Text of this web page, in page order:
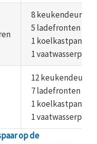
8 keukendeuren
5 ladefronten
1 koelkastpaneel
1
12 keukendeuren
7 ladefronten
1 koelkastpaneel
1
op de